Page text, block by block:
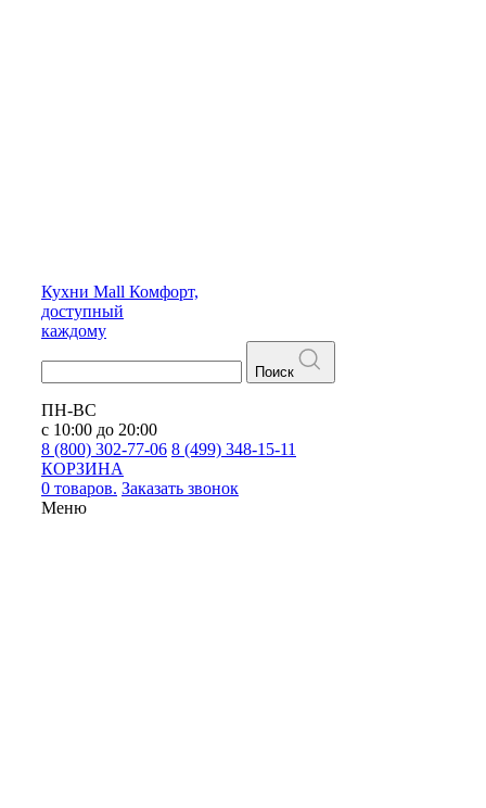
Кухни Mall Комфорт,
доступный
каждому
Поиск
ПН-ВС
с 10:00 до 20:00
8 (800) 302-77-06 8 (499) 348-15-11
КОРЗИНА
0 товаров. Заказать звонок
Меню